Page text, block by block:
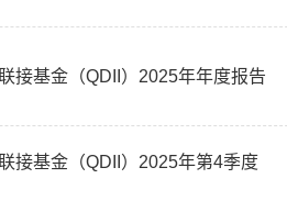
接基金（QDII）2025年年度报告
接基金（QDII）2025年第4季度